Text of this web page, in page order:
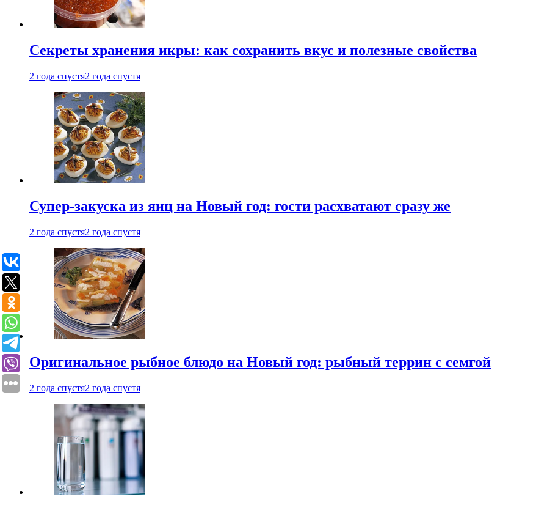
Секреты хранения икры: как сохранить вкус и полезные свойства
2 года спустя2 года спустя
Супер-закуска из яиц на Новый год: гости расхватают сразу же
2 года спустя2 года спустя
Оригинальное рыбное блюдо на Новый год: рыбный террин с семгой
2 года спустя2 года спустя